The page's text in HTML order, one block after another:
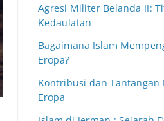
Agresi Militer Belanda II:
Kedaulatan
Bagaimana Islam
Eropa?
Kontribusi dan
Eropa